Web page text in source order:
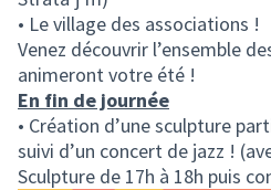
• Le village des associations !
Venez découvrir l’ensemble
animeront votre été !
En fin de journée
• Création d’une sculpture
suivi d’un concert de jazz !
Sculpture de 17h à 18h puis